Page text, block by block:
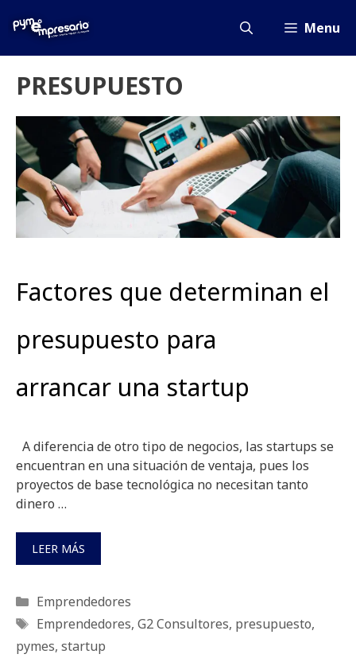
Menu
PRESUPUESTO
Factores que determinan el
presupuesto para
arrancar una startup
A diferencia de otro tipo de negocios, las startups se
encuentran en una situación de ventaja, pues los
proyectos de base tecnológica no necesitan tanto
dinero …
LEER MÁS
Categorías
Emprendedores
Etiquetas
Emprendedores, G2 Consultores, presupuesto,
pymes, startup